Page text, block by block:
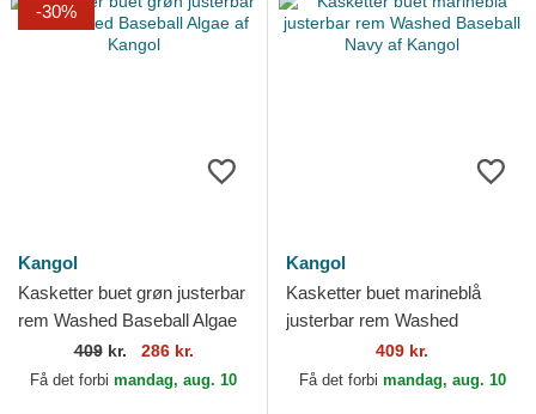
-30%
Kangol
Kasketter buet grøn justerbar
rem Washed Baseball Algae
af Kangol
409kr. 286 kr.
Få det forbi mandag, aug. 10
Kangol
Kasketter buet marineblå
justerbar rem Washed
Baseball Navy af Kangol
409 kr.
Få det forbi mandag, aug. 10